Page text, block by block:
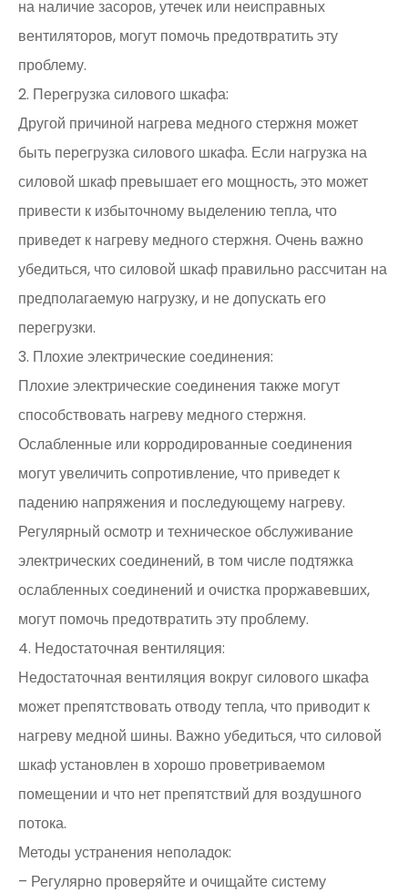
на наличие засоров, утечек или неисправных
вентиляторов, могут помочь предотвратить эту
проблему.
2. Перегрузка силового шкафа:
Другой причиной нагрева медного стержня может
быть перегрузка силового шкафа. Если нагрузка на
силовой шкаф превышает его мощность, это может
привести к избыточному выделению тепла, что
приведет к нагреву медного стержня. Очень важно
убедиться, что силовой шкаф правильно рассчитан на
предполагаемую нагрузку, и не допускать его
перегрузки.
3. Плохие электрические соединения:
Плохие электрические соединения также могут
способствовать нагреву медного стержня.
Ослабленные или корродированные соединения
могут увеличить сопротивление, что приведет к
падению напряжения и последующему нагреву.
Регулярный осмотр и техническое обслуживание
электрических соединений, в том числе подтяжка
ослабленных соединений и очистка проржавевших,
могут помочь предотвратить эту проблему.
4. Недостаточная вентиляция:
Недостаточная вентиляция вокруг силового шкафа
может препятствовать отводу тепла, что приводит к
нагреву медной шины. Важно убедиться, что силовой
шкаф установлен в хорошо проветриваемом
помещении и что нет препятствий для воздушного
потока.
Методы устранения неполадок:
– Регулярно проверяйте и очищайте систему